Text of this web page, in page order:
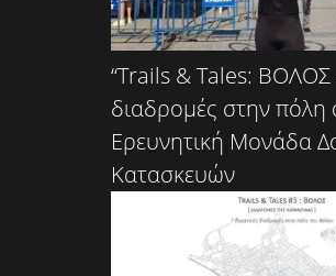
“Trails & Tales: ΒΟΛΟΣ
διαδρομές στην πόλη
Ερευνητική Μονάδα
Κατασκευών